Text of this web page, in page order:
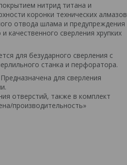
нитрид титана и
коронки технических алмазов
отвода шлама и предупреждения
сверления хрупких
для безударного сверления с
станка и перфоратора.
для сверления
отверстий, также в комплект
производительность»